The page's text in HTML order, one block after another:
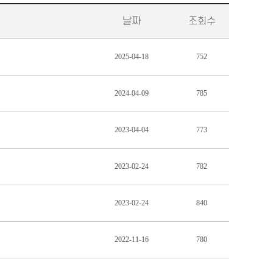
날짜 조회수
2025-04-18 752
2024-04-09 785
2023-04-04 773
2023-02-24 782
2023-02-24 840
2022-11-16 780